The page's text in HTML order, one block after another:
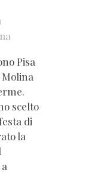
Pisa
Molina
scelto
di
la